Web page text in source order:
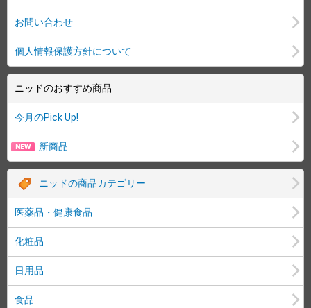
お問い合わせ
個人情報保護方針について
ニッドのおすすめ商品
今月のPick Up!
新商品
ニッドの商品カテゴリー
医薬品・健康食品
化粧品
日用品
食品